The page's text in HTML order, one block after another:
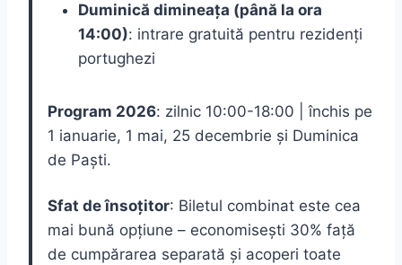
Duminică dimineața (până la ora
14:00): intrare gratuită pentru rezidenți
portughezi
Program 2026: zilnic 10:00-18:00 | închis pe
1 ianuarie, 1 mai, 25 decembrie și Duminica
de Paști.
Sfat de însoțitor: Biletul combinat este cea
mai bună opțiune – economisești 30% față
de cumpărarea separată și acoperi toate